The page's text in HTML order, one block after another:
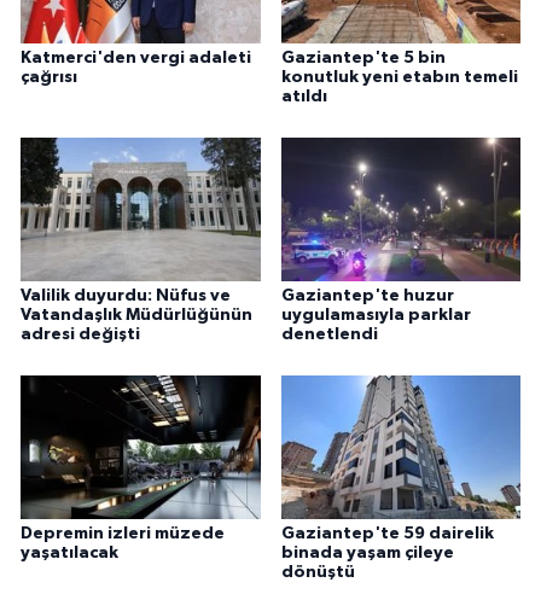
Katmerci'den vergi adaleti
çağrısı
Gaziantep'te 5 bin
konutluk yeni etabın temeli
atıldı
Valilik duyurdu: Nüfus ve
Vatandaşlık Müdürlüğünün
adresi değişti
Gaziantep'te huzur
uygulamasıyla parklar
denetlendi
Depremin izleri müzede
yaşatılacak
Gaziantep'te 59 dairelik
binada yaşam çileye
dönüştü